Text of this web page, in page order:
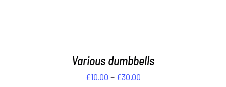
Various dumbbells
£10.00 – £30.00Preisspanne: